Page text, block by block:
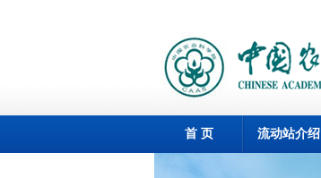
首 页 流动站介绍